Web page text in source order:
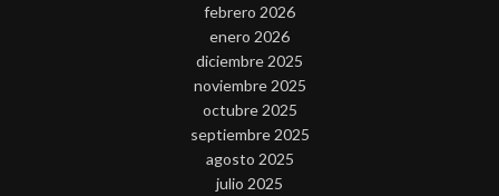
febrero 2026
enero 2026
diciembre 2025
noviembre 2025
octubre 2025
septiembre 2025
agosto 2025
julio 2025